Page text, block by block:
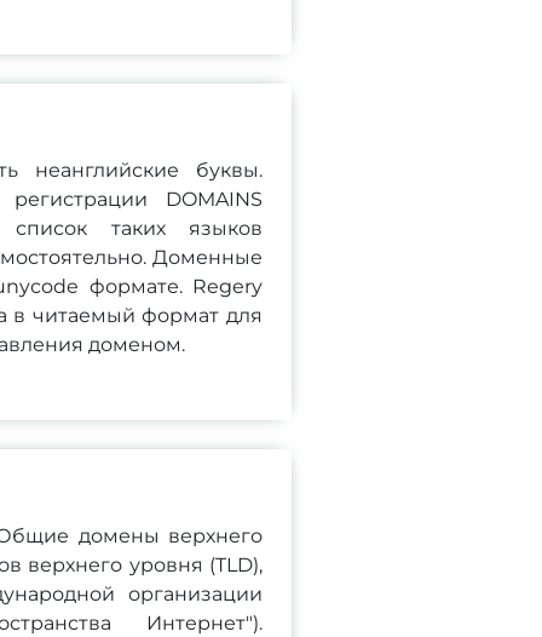
неанглийские буквы.
DOMAINS
таких языков
Доменные
формате. Regery
в читаемый формат для
доменом.
домены верхнего
верхнего уровня (TLD),
организации
Интернет").